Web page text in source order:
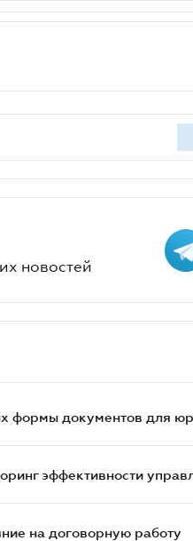
новостей
формы документов для
эффективности
на договорную работу